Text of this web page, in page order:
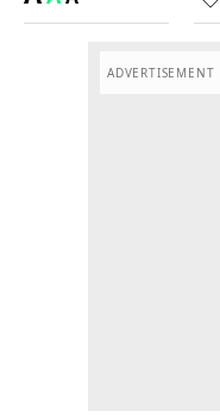
ADVERTISEMENT